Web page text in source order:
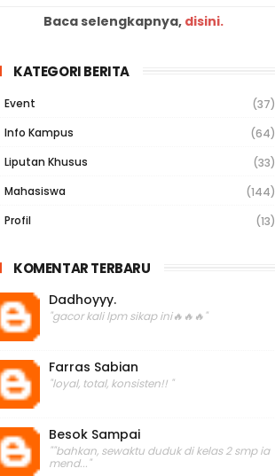
Baca selengkapnya, disini.
KATEGORI BERITA
Event
(37)
Info Kampus
(64)
Liputan Khusus
(33)
Mahasiswa
(144)
Profil
(13)
KOMENTAR TERBARU
Dadhoyyy.
"gacor kali lpm sikap ini🔥🔥🔥"
Farras Sabian
"loyal, total, konsisten!! "
Besok Sampai
""bahkan, sewaktu duduk di kelas 2 smp ia
mend..."